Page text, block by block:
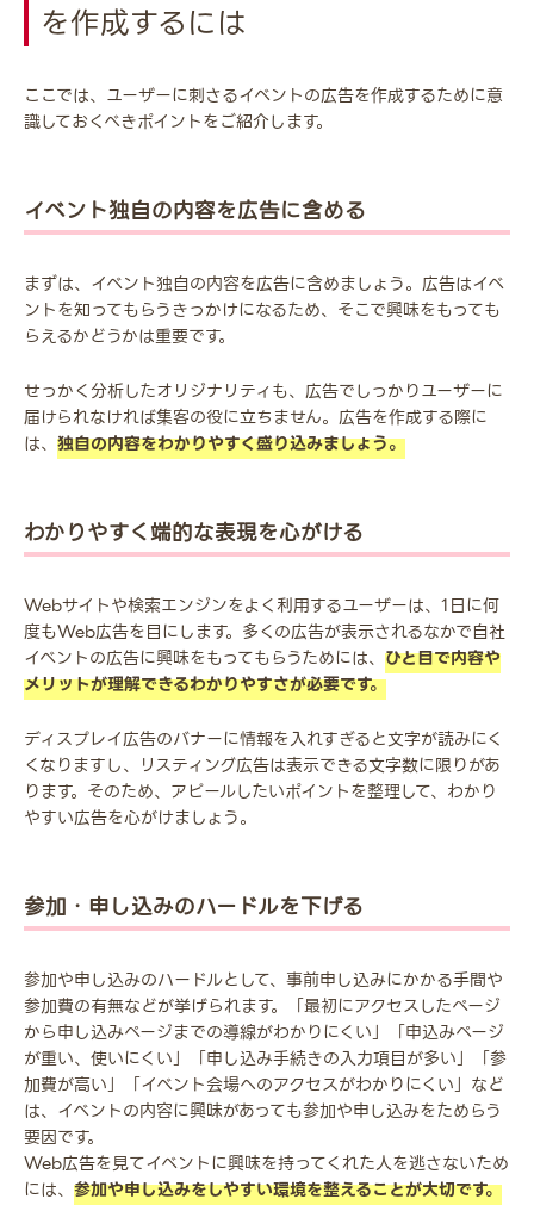
を作成するには
ここでは、ユーザーに刺さるイベントの広告を作成するために意
識しておくべきポイントをご紹介します。
イベント独自の内容を広告に含める
まずは、イベント独自の内容を広告に含めましょう。広告はイベ
ントを知ってもらうきっかけになるため、そこで興味をもっても
らえるかどうかは重要です。
せっかく分析したオリジナリティも、広告でしっかりユーザーに
届けられなければ集客の役に立ちません。広告を作成する際に
は、 独自の内容をわかりやすく盛り込みましょう。
わかりやすく端的な表現を心がける
Webサイトや検索エンジンをよく利用するユーザーは、1日に何
度もWeb広告を目にします。多くの広告が表示されるなかで自社
イベントの広告に興味をもってもらうためには、 ひと目で内容や
メリットが理解できるわかりやすさが必要です。
ディスプレイ広告のバナーに情報を入れすぎると文字が読みにく
くなりますし、リスティング広告は表示できる文字数に限りがあ
ります。そのため、アピールしたいポイントを整理して、わかり
やすい広告を心がけましょう。
参加・申し込みのハードルを下げる
参加や申し込みのハードルとして、事前申し込みにかかる手間や
参加費の有無などが挙げられます。「最初にアクセスしたページ
から申し込みページまでの導線がわかりにくい」「申込みページ
が重い、使いにくい」「申し込み手続きの入力項目が多い」「参
加費が高い」「イベント会場へのアクセスがわかりにくい」など
は、イベントの内容に興味があっても参加や申し込みをためらう
要因です。
Web広告を見てイベントに興味を持ってくれた人を逃さないため
には、 参加や申し込みをしやすい環境を整えることが大切です。